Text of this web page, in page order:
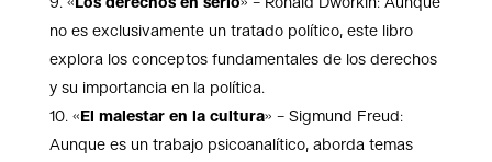
no es exclusivamente un tratado político, este libro
explora los conceptos fundamentales de los derechos
y su importancia en la política.
«El malestar en la cultura» – Sigmund Freud:
Aunque es un trabajo psicoanalítico, aborda temas